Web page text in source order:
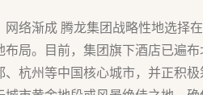
络渐成 腾龙集团战略性地选择
局。目前，集团旗下酒店已遍
杭州等中国核心城市，并正积